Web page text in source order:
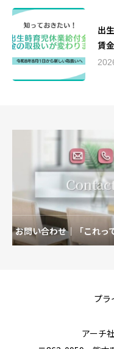
出
賃
お問い合わせ｜「これっ
プラ
アーチ